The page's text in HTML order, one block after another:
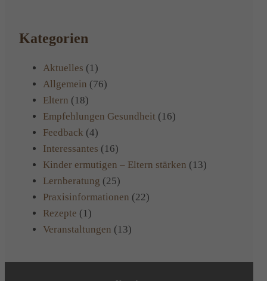
Kategorien
Aktuelles (1)
Allgemein (76)
Eltern (18)
Empfehlungen Gesundheit (16)
Feedback (4)
Interessantes (16)
Kinder ermutigen – Eltern stärken (13)
Lernberatung (25)
Praxisinformationen (22)
Rezepte (1)
Veranstaltungen (13)